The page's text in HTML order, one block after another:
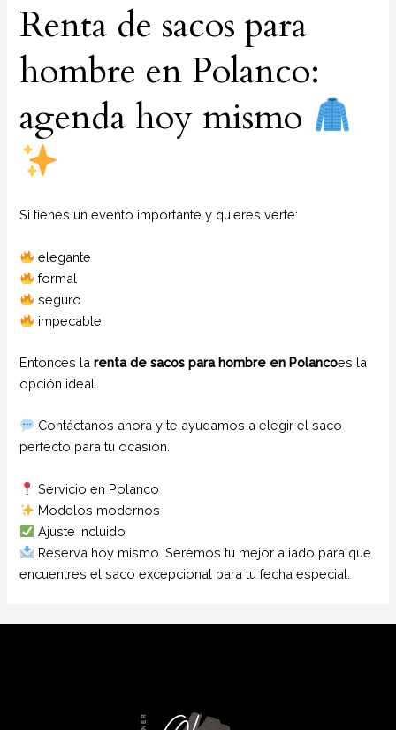
Renta de sacos para
hombre en Polanco:
agenda hoy mismo
Si tienes un evento importante y quieres verte:
elegante
formal
seguro
impecable
Entonces larenta de sacos para hombre en Polancoes la
opción ideal.
Contáctanos ahora y te ayudamos a elegir el saco
perfecto para tu ocasión.
Servicio en Polanco
Modelos modernos
Ajuste incluido
Reserva hoy mismo. Seremos tu mejor aliado para que
encuentres el saco excepcional para tu fecha especial.